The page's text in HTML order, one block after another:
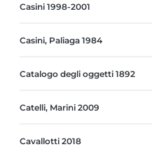
Casini 1998-2001
Casini, Paliaga 1984
Catalogo degli oggetti 1892
Catelli, Marini 2009
Cavallotti 2018